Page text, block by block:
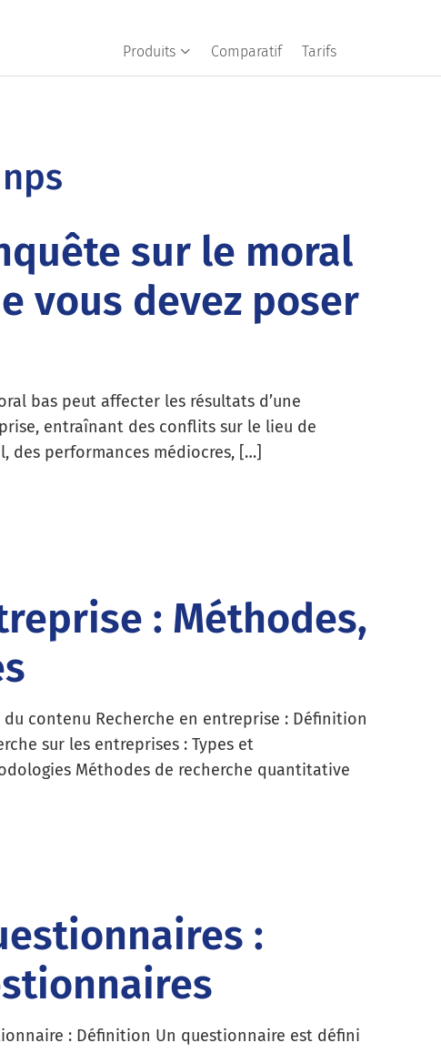
Produits Comparatif Tarifs
sur le moral
vous devez poser
bas peut affecter les résultats d’une
entraînant des conflits sur le lieu de
des performances médiocres, […]
: Méthodes,
du contenu Recherche en entreprise : Définition
sur les entreprises : Types et
Méthodes de recherche quantitative
:
: Définition Un questionnaire est défini